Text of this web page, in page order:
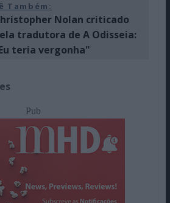
Também:
Nolan criticado
tradutora de A Odisseia:
teria vergonha"
Pub